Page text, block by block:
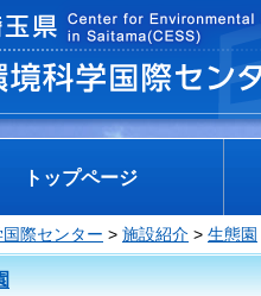
県 環境科学国際センター
トップページ
際センター > 施設紹介 > 生態園